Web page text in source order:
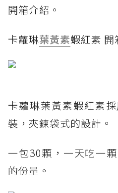
開箱介紹。
卡蘿琳葉黃素蝦紅素 開
卡蘿琳葉黃素蝦紅素
裝，夾鍊袋式的設計。
一包30顆，一天吃一
的份量。